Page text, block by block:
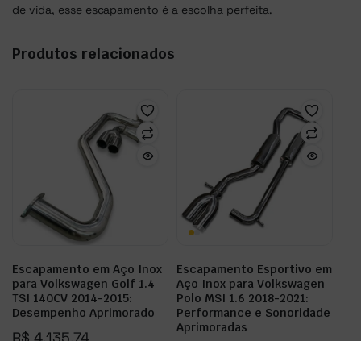
de vida, esse escapamento é a escolha perfeita.
Produtos relacionados
Escapamento em Aço Inox
para Volkswagen Golf 1.4
TSI 140CV 2014-2015:
Desempenho Aprimorado
Escapamento Esportivo em
Aço Inox para Volkswagen
Polo MSI 1.6 2018-2021:
Performance e Sonoridade
Aprimoradas